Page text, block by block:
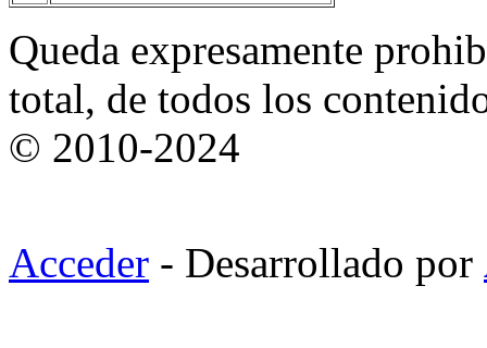
Queda expresamente
total, de todos los
© 2010-2024
Acceder - Desarrollado por